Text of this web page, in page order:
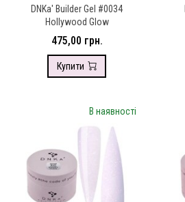
DNKa' Builder Gel #0034
Hollywood Glow
475,00 грн.
Купити
В наявності